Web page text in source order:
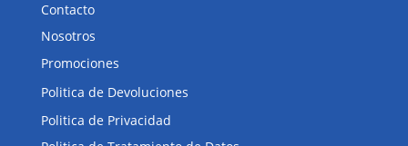
Contacto
Nosotros
Promociones
Politica de Devoluciones
Politica de Privacidad